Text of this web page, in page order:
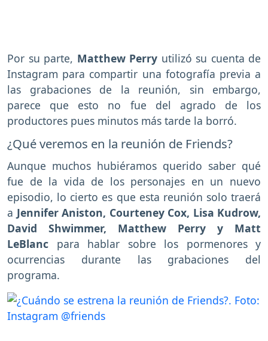
Por su parte, Matthew Perry utilizó su cuenta de
Instagram para compartir una fotografía previa a
las grabaciones de la reunión, sin embargo,
parece que esto no fue del agrado de los
productores pues minutos más tarde la borró.
¿Qué veremos en la reunión de Friends?
Aunque muchos hubiéramos querido saber qué
fue de la vida de los personajes en un nuevo
episodio, lo cierto es que esta reunión solo traerá
a Jennifer Aniston, Courteney Cox, Lisa Kudrow,
David Shwimmer, Matthew Perry y Matt
LeBlanc para hablar sobre los pormenores y
ocurrencias durante las grabaciones del
programa.